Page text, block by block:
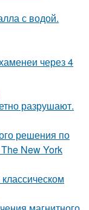
с водой.
через 4
разрушают.
решения по
New York